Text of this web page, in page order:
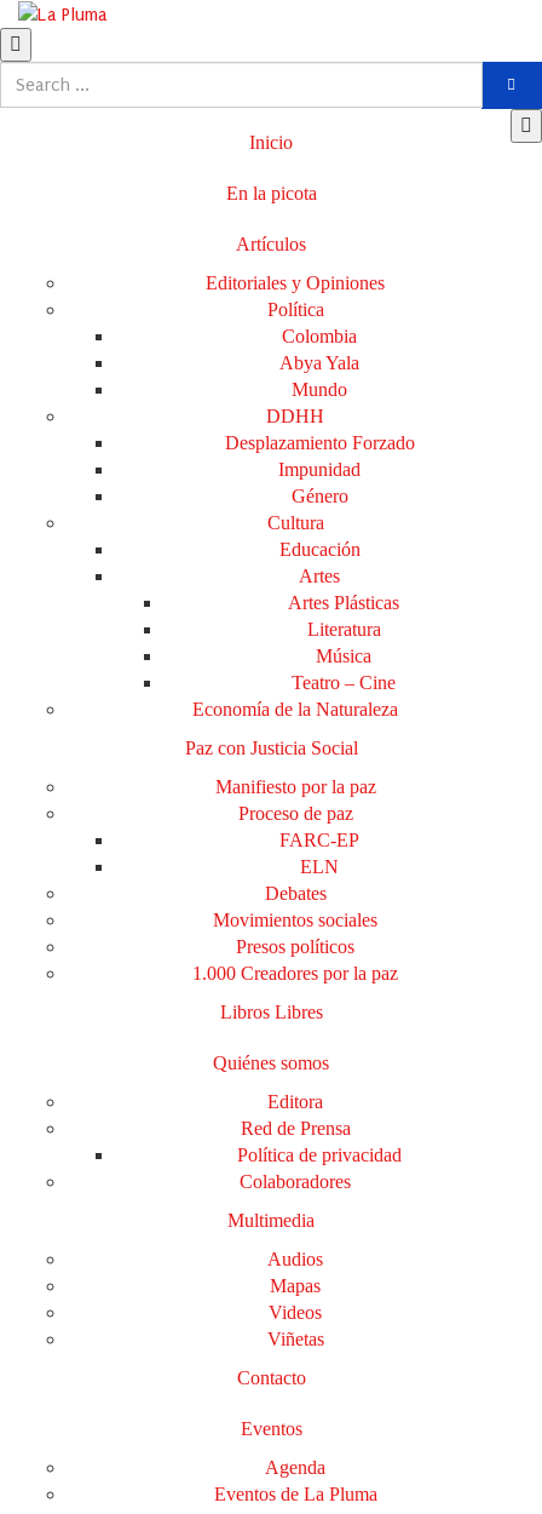
Inicio
En la picota
Artículos
Editoriales y Opiniones
Política
Colombia
Abya Yala
Mundo
DDHH
Desplazamiento Forzado
Impunidad
Género
Cultura
Educación
Artes
Artes Plásticas
Literatura
Música
Teatro – Cine
Economía de la Naturaleza
Paz con Justicia Social
Manifiesto por la paz
Proceso de paz
FARC-EP
ELN
Debates
Movimientos sociales
Presos políticos
1.000 Creadores por la paz
Libros Libres
Quiénes somos
Editora
Red de Prensa
Política de privacidad
Colaboradores
Multimedia
Audios
Mapas
Videos
Viñetas
Contacto
Eventos
Agenda
Eventos de La Pluma